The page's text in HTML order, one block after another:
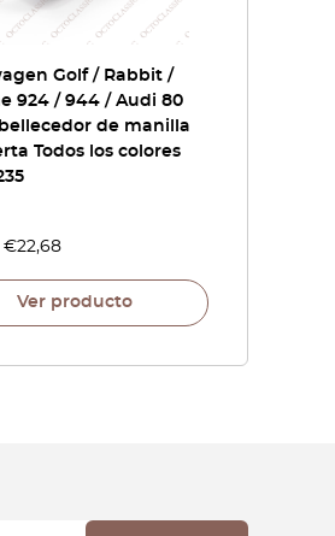
Golf / Rabbit /
924 / 944 / Audi 80
de manilla
Todos los colores
€22,68
Ver producto